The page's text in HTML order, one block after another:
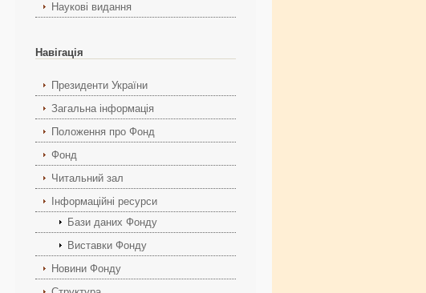
Наукові видання
Навігація
Президенти України
Загальна інформація
Положення про Фонд
Фонд
Читальний зал
Інформаційні ресурси
Бази даних Фонду
Виставки Фонду
Новини Фонду